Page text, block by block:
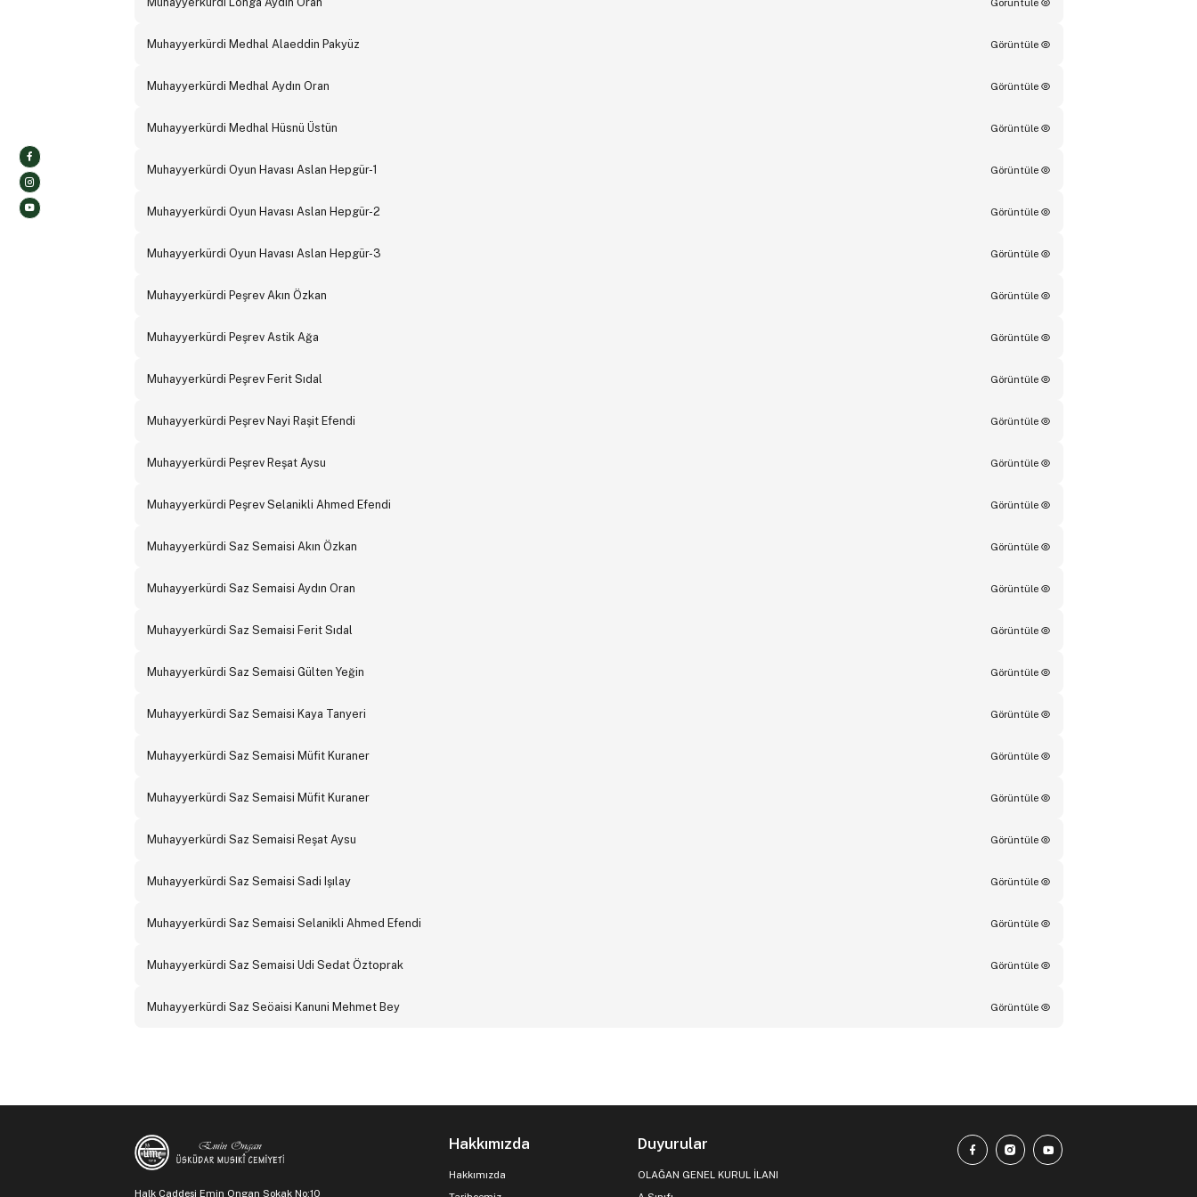
Muhayyerkürdi Medhal Alaeddin Pakyüz Görüntüle
Muhayyerkürdi Medhal Aydın Oran Görüntüle
Muhayyerkürdi Medhal Hüsnü Üstün Görüntüle
Muhayyerkürdi Oyun Havası Aslan Hepgür-1 Görüntüle
Muhayyerkürdi Oyun Havası Aslan Hepgür-2 Görüntüle
Muhayyerkürdi Oyun Havası Aslan Hepgür-3 Görüntüle
Muhayyerkürdi Peşrev Akın Özkan Görüntüle
Muhayyerkürdi Peşrev Astik Ağa Görüntüle
Muhayyerkürdi Peşrev Ferit Sıdal Görüntüle
Muhayyerkürdi Peşrev Nayi Raşit Efendi Görüntüle
Muhayyerkürdi Peşrev Reşat Aysu Görüntüle
Muhayyerkürdi Peşrev Selanikli Ahmed Efendi Görüntüle
Muhayyerkürdi Saz Semaisi Akın Özkan Görüntüle
Muhayyerkürdi Saz Semaisi Aydın Oran Görüntüle
Muhayyerkürdi Saz Semaisi Ferit Sıdal Görüntüle
Muhayyerkürdi Saz Semaisi Gülten Yeğin Görüntüle
Muhayyerkürdi Saz Semaisi Kaya Tanyeri Görüntüle
Muhayyerkürdi Saz Semaisi Müfit Kuraner Görüntüle
Muhayyerkürdi Saz Semaisi Müfit Kuraner Görüntüle
Muhayyerkürdi Saz Semaisi Reşat Aysu Görüntüle
Muhayyerkürdi Saz Semaisi Sadi Işılay Görüntüle
Muhayyerkürdi Saz Semaisi Selanikli Ahmed Efendi Görüntüle
Muhayyerkürdi Saz Semaisi Udi Sedat Öztoprak Görüntüle
Muhayyerkürdi Saz Seöaisi Kanuni Mehmet Bey Görüntüle
Halk Caddesi Emin Ongan Sokak No:10
Hakkımızda
Hakkımızda
Duyurular
OLAĞAN GENEL KURUL İLANI